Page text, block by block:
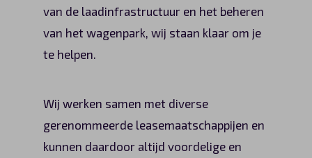
van de laadinfrastructuur en het beheren
van het wagenpark, wij staan klaar om je
te helpen.
Wij werken samen met diverse
gerenommeerde leasemaatschappijen en
kunnen daardoor altijd voordelige en